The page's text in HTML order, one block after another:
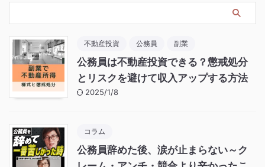
不動産投資 公務員 副業
公務員は不動産投資できる？懲戒処分
とリスクを避けて収入アップする方法
2025/1/8
コラム
公務員辞めた後、涙が止まらない～ク